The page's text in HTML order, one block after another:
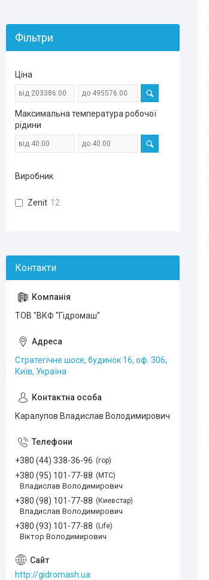
Фільтри
Ціна
Максимальна температура робочої
рідини
Виробник
Zenit 12
ТОВ "ВКФ "Гідромаш"
Стратегічне шосе, будинок 16, оф. 306,
Київ, Україна
Каралупов Владислав Володимирович
+380 (44) 338-36-96 гор
+380 (95) 101-77-88 МТС
Владислав Володимирович
+380 (98) 101-77-88 Киевстар
Владислав Володимирович
+380 (93) 101-77-88 Life
Віктор Володимирович
http://gidromash.ua